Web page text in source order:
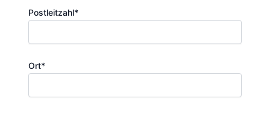
Postleitzahl*
Ort*